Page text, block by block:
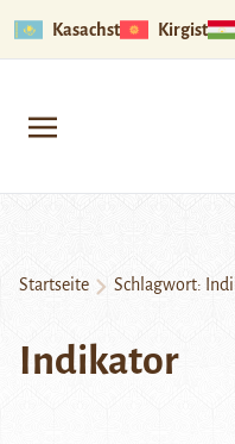
Kasachstan Kirgistan
Startseite Schlagwort:
Indikator